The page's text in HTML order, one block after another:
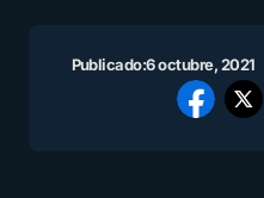
Publicado:6 octubre, 2021